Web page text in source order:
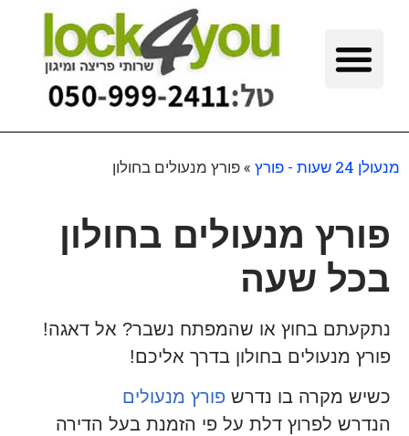
מנעולן 24 שעות - פורץ »פורץ מנעולים בחולון
פורץ מנעולים בחולון
בכל שעה
נתקעתם בחוץ או שהמפתח נשבר? אל דאגה!
פורץ מנעולים בחולון בדרך אליכם!
כשיש מקרה בו נדרש פורץ מנעולים
הנדרש לפרוץ דלת על פי הזמנת בעל הדירה